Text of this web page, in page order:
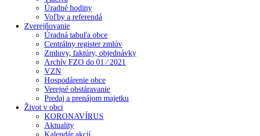
Úradné hodiny
Voľby a referendá
Zverejňovanie
Úradná tabuľa obce
Centrálny register zmlúv
Zmluvy, faktúry, objednávky
Archív FZO do 01 ⁄ 2021
VZN
Hospodárenie obce
Verejné obstáravanie
Predaj a prenájom majetku
Život v obci
KORONAVÍRUS
Aktuality
Kalendár akcií